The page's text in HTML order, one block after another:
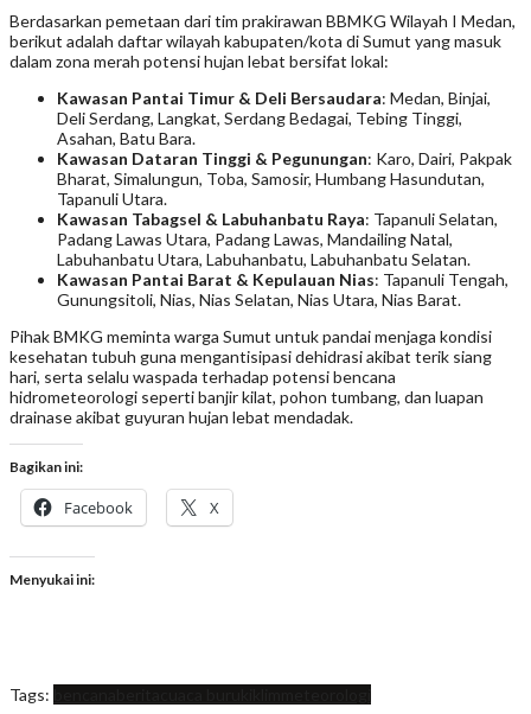
Berdasarkan pemetaan dari tim prakirawan BBMKG Wilayah I Medan,
berikut adalah daftar wilayah kabupaten/kota di Sumut yang masuk
dalam zona merah potensi hujan lebat bersifat lokal:
Kawasan Pantai Timur & Deli Bersaudara: Medan, Binjai,
Deli Serdang, Langkat, Serdang Bedagai, Tebing Tinggi,
Asahan, Batu Bara.
Kawasan Dataran Tinggi & Pegunungan: Karo, Dairi, Pakpak
Bharat, Simalungun, Toba, Samosir, Humbang Hasundutan,
Tapanuli Utara.
Kawasan Tabagsel & Labuhanbatu Raya: Tapanuli Selatan,
Padang Lawas Utara, Padang Lawas, Mandailing Natal,
Labuhanbatu Utara, Labuhanbatu, Labuhanbatu Selatan.
Kawasan Pantai Barat & Kepulauan Nias: Tapanuli Tengah,
Gunungsitoli, Nias, Nias Selatan, Nias Utara, Nias Barat.
Pihak BMKG meminta warga Sumut untuk pandai menjaga kondisi
kesehatan tubuh guna mengantisipasi dehidrasi akibat terik siang
hari, serta selalu waspada terhadap potensi bencana
hidrometeorologi seperti banjir kilat, pohon tumbang, dan luapan
drainase akibat guyuran hujan lebat mendadak.
Bagikan ini:
Facebook X
Menyukai ini:
Tags: